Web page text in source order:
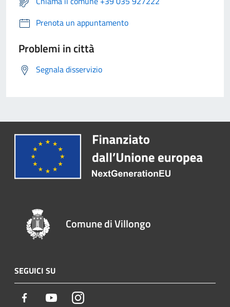
Prenota un appuntamento
Problemi in città
Segnala disservizio
Comune di Villongo
SEGUICI SU
Facebook YoutubeInstagram